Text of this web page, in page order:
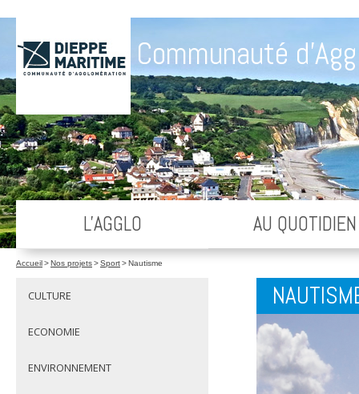
Communauté
Accueil>Nos projets>Sport>Nautisme
L'AGGLO AU QUOTIDIEN
CULTURE
ECONOMIE
ENVIRONNEMENT